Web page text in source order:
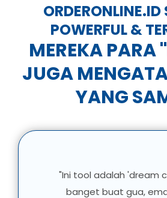
ORDERONLINE.ID
POWERFUL &
MEREKA PARA
JUGA
YANG
"Ini tool adalah 'dream
banget buat gua,